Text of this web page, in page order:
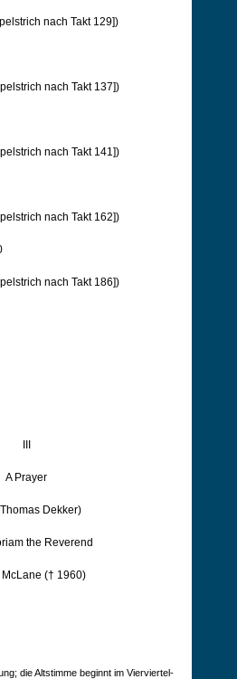
nach Takt 129])
nach Takt 137])
nach Takt 141])
nach Takt 162])
nach Takt 186])
A Prayer
Dekker)
the Reverend
(† 1960)
die Altstimme beginnt im Vierviertel-